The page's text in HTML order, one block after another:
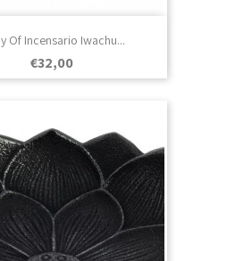
Of Incensario Iwachu...
Prezo
€32,00